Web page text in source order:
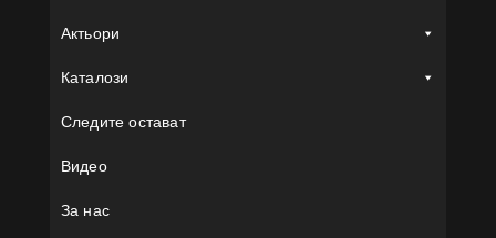
Актьори
Каталози
Следите остават
Видео
За нас